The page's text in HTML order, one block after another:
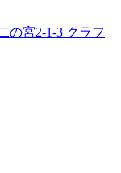
の宮2-1-3 クラフ